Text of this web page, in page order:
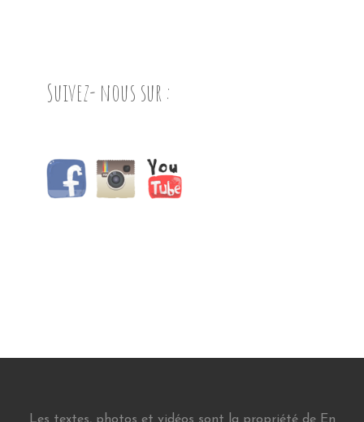
Suivez- nous sur :
Les textes, photos et vidéos sont la propriété de En